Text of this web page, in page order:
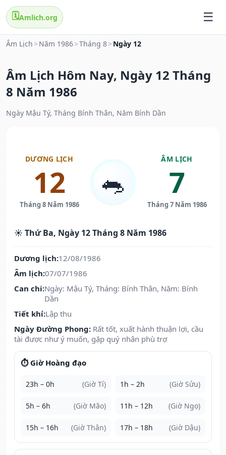
🗓️Amlich.org
Âm Lịch > Năm 1986>Tháng 8> Ngày 12
Âm Lịch Hôm Nay, Ngày 12 Tháng
8 Năm 1986
Ngày Mậu Tý, Tháng Bính Thân, Năm Bính Dần
DƯƠNG LỊCH
12
Tháng 8 Năm 1986
🐀
ÂM LỊCH
7
Tháng 7 Năm 1986
☀️ Thứ Ba, Ngày 12 Tháng 8 Năm 1986
Dương lịch:12/08/1986
Âm lịch:07/07/1986
Can chi:Ngày: Mậu Tý, Tháng: Bính Thân, Năm: Bính
Dần
Tiết khí:Lập thu
Ngày Đường Phong: Rất tốt, xuất hành thuận lợi, cầu
tài được như ý muốn, gặp quý nhân phù trợ
⏱️ Giờ Hoàng đạo
23h – 0h (Giờ Tí) 1h – 2h (Giờ Sửu)
5h – 6h (Giờ Mão) 11h – 12h (Giờ Ngọ)
15h – 16h (Giờ Thân) 17h – 18h (Giờ Dậu)